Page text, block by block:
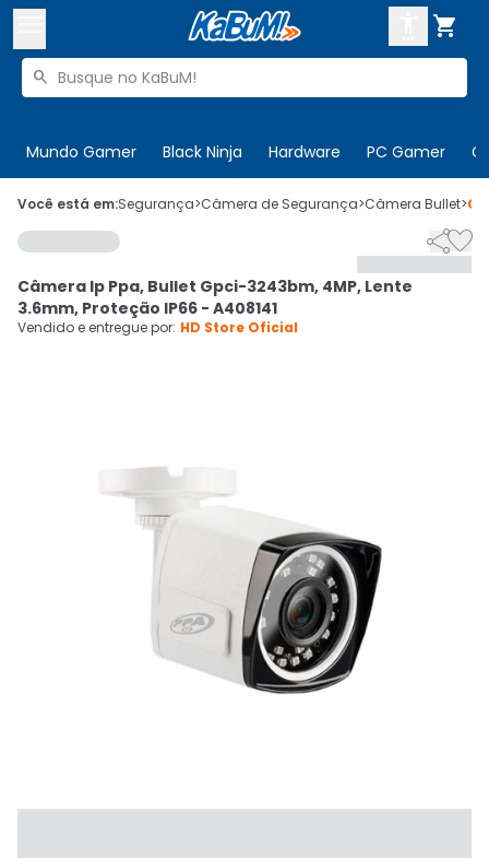

Buscar produtos

Mundo Gamer Black Ninja Hardware PC Gamer
 Olá. Acesse sua conta
 Departamentos
 Cupons
CADASTRE-SE
Você está em:Segurança>Câmera de Segurança>Câmera Bullet>

Câmera Ip Ppa, Bullet Gpci-3243bm, 4MP, Lente
3.6mm, Proteção IP66 - A408141
Vendido e entregue por: HD Store Oficial